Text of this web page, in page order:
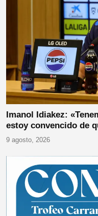
Imanol Idiakez:
estoy convencido de
9 agosto, 2026